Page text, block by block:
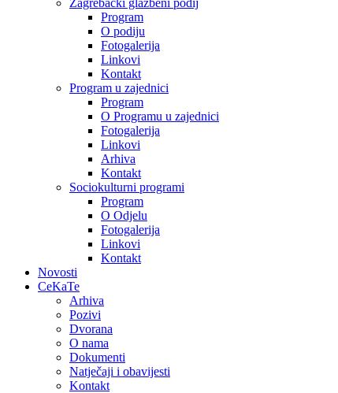
Zagrebački glazbeni podij
Program
O podiju
Fotogalerija
Linkovi
Kontakt
Program u zajednici
Program
O Programu u zajednici
Fotogalerija
Linkovi
Arhiva
Kontakt
Sociokulturni programi
Program
O Odjelu
Fotogalerija
Linkovi
Kontakt
Novosti
CeKaTe
Arhiva
Pozivi
Dvorana
O nama
Dokumenti
Natječaji i obavijesti
Kontakt